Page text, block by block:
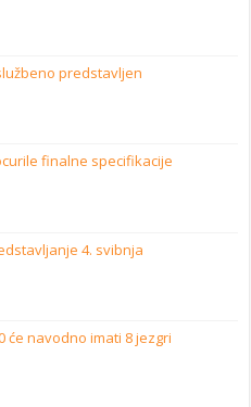
predstavljen
finalne specifikacije
4. svibnja
će navodno imati 8 jezgri